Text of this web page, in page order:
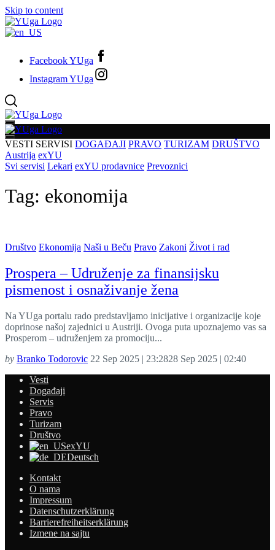
Skip to content
Facebook YUga
Instagram YUga
VESTI SERVISI DOGAĐAJI PRAVO TURIZAM DRUŠTVO
Austrija exYU
Svi servisi Lekari exYU prodavnice Prevoznici
Tag: ekonomija
Društvo Ekonomija Naši u Beču Pravo Zakoni Život i rad
Prospera – Udruženje za finansijsku
pismenost i osnaživanje žena
Na YUga portalu rado predstavljamo inicijative i organizacije koje
doprinose našoj zajednici u Austriji. Ovoga puta upoznajemo vas sa
Prosperom – udruženjem za promociju...
by Branko Todorovic 22 Sep 2025 | 23:2828 Sep 2025 | 02:40
Vesti
Događaji
Servis
Pravo
Turizam
Društvo
exYU
Deutsch
Kontakt
O nama
Impressum
Datenschutzerklärung
Barrierefreiheitserklärung
Izmene na sajtu